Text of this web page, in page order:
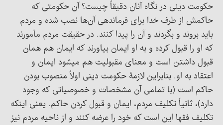
حکومت دینی در نگاه آنان دقیقاً چیست؟ آن حکومتی که
حاکمش از طرف خدا برای فرماندهی آن‌ها نصب شده و مردم
باید بروند و بگردند و آن را پیدا کنند. در حقیقت مردم مأمورند
که او را قبول کرده و به او ایمان بیاورند که ایمان هم همان
قبول داشتن است و معنای مقبولیت هم میشود ایمان و
اعتقاد به او. بنابراین لازمۀ حکومت دینی اولاً منصوب بودن
حاکم است (با تمامی آن مشخصات و خصوصیاتی که وجود
دارد)، ثانیاً تکلیف مردم، ایمان و قبول کردن حاکم. یعنی اینکه
تکلیف فقها این است که خود را عرضه کنند و از ناحیه مردم نیز